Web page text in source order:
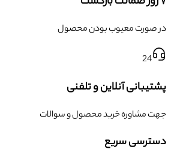
در صورت معیوب بودن محصول
24
پشتیبانی آنلاین و تلفنی
جهت مشاوره خرید محصول و سوالات
دسترسی سریع